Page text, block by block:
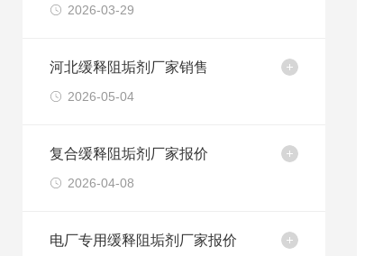
2026-03-29
河北缓释阻垢剂厂家销售
2026-05-04
复合缓释阻垢剂厂家报价
2026-04-08
电厂专用缓释阻垢剂厂家报价